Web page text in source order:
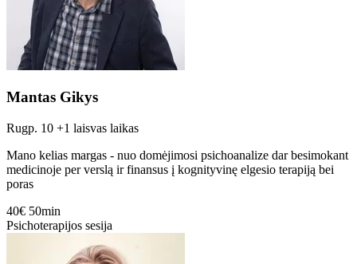
Mantas Gikys
Rugp. 10 +1 laisvas laikas
Mano kelias margas - nuo domėjimosi psichoanalize dar besimokant
medicinoje per verslą ir finansus į kognityvinę elgesio terapiją bei
poras
40€ 50min
Psichoterapijos sesija